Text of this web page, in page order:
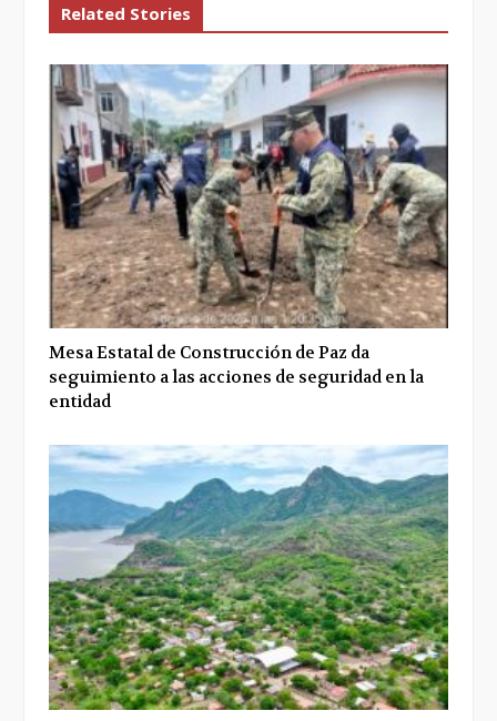
Related Stories
Mesa Estatal de Construcción de Paz da
seguimiento a las acciones de seguridad en la
entidad